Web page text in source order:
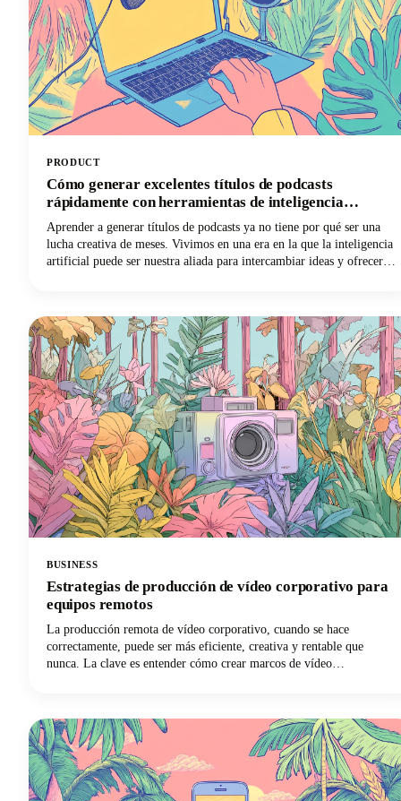
PRODUCT
Cómo generar excelentes títulos de podcasts
rápidamente con herramientas de inteligencia
artificial
Aprender a generar títulos de podcasts ya no tiene por qué ser una
lucha creativa de meses. Vivimos en una era en la que la inteligencia
artificial puede ser nuestra aliada para intercambiar ideas y ofrecer
un nombre de podcast que sea memorable, fácil de descubrir y que
esté perfectamente alineado con tu marca.
BUSINESS
Estrategias de producción de vídeo corporativo para
equipos remotos
La producción remota de vídeo corporativo, cuando se hace
correctamente, puede ser más eficiente, creativa y rentable que
nunca. La clave es entender cómo crear marcos de vídeo